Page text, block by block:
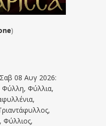
)
08 Αυγ 2026:
Φύλλια,
Φύλλιος,